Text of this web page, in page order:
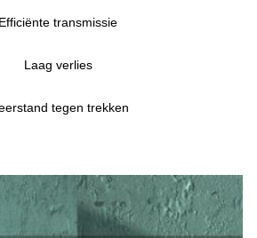
Efficiënte transmissie
Laag verlies
tegen trekken